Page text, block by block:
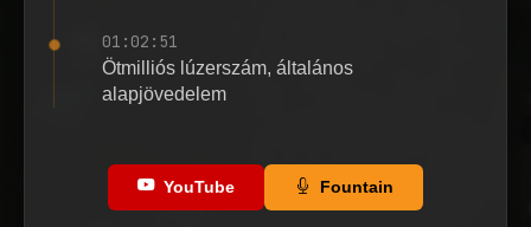
01:02:51
Ötmilliós lúzerszám, általános
alapjövedelem
YouTube Fountain